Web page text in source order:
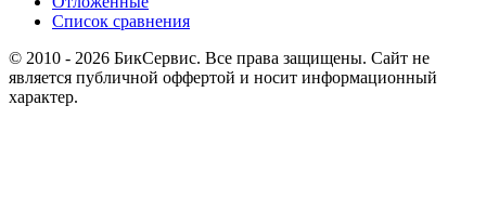
Список сравнения
© 2010 - 2026 БикСервис. Все права защищены. Сайт не
является публичной оффертой и носит информационный
характер.